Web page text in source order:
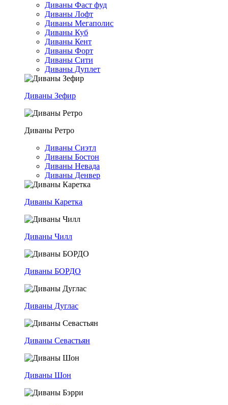
Диваны Фаст фуд
Диваны Лофт
Диваны Мегаполис
Диваны Куб
Диваны Кент
Диваны Форт
Диваны Сити
Диваны Дуплет
Диваны Зефир
Диваны Ретро
Диваны Сиэтл
Диваны Бостон
Диваны Невада
Диваны Денвер
Диваны Каретка
Диваны Чилл
Диваны БОРДО
Диваны Дуглас
Диваны Севастьян
Диваны Шон